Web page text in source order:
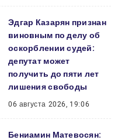
Эдгар Казарян признан
виновным по делу об
оскорблении судей:
депутат может
получить до пяти лет
лишения свободы
06 августа 2026, 19:06
Бениамин Матевосян: